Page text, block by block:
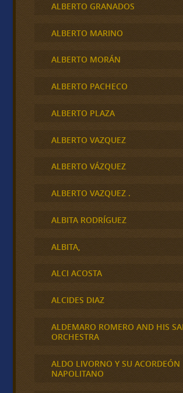
ALBERTO GRANADOS
ALBERTO MARINO
ALBERTO MORÁN
ALBERTO PACHECO
ALBERTO PLAZA
ALBERTO VAZQUEZ
ALBERTO VÁZQUEZ
ALBERTO VAZQUEZ .
ALBITA RODRÍGUEZ
ALBITA,
ALCI ACOSTA
ALCIDES DIAZ
ALDEMARO ROMERO AND HIS
ORCHESTRA
ALDO LIVORNO Y SU ACORDEÓN
NAPOLITANO